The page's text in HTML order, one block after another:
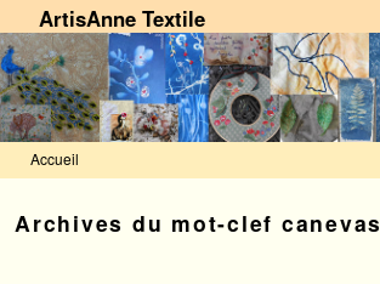
ArtisAnne Textile
Accueil
Archives du mot-clef canevas